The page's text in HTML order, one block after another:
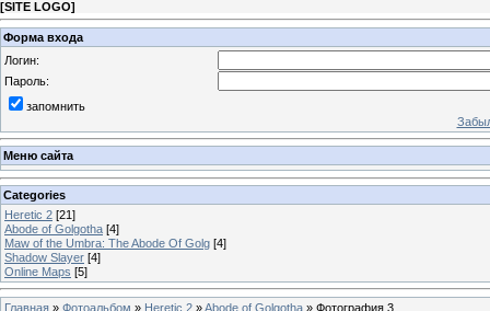
[SITE LOGO]
Форма входа
Логин:
Пароль:
запомнить
Меню сайта
Categories
Heretic 2 [21]
Abode of Golgotha [4]
Maw of the Umbra: The Abode Of Golg [4]
Shadow Slayer [4]
Online Maps [5]
Главная » Фотоальбом » Heretic 2 »Abode of Golgotha » Фотография 3